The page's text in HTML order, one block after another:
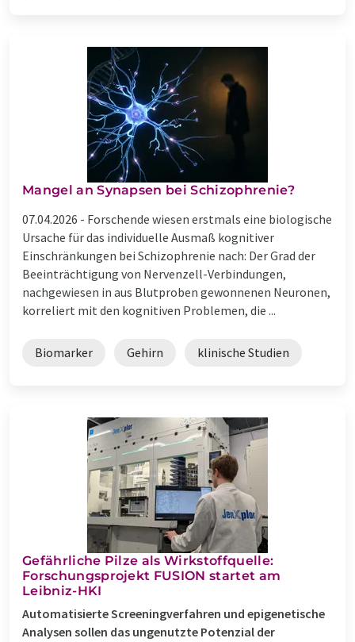
Mangel an Synapsen bei Schizophrenie?
07.04.2026 - Forschende wiesen erstmals eine biologische
Ursache für das individuelle Ausmaß kognitiver
Einschränkungen bei Schizophrenie nach: Der Grad der
Beeinträchtigung von Nervenzell-Verbindungen,
nachgewiesen in aus Blutproben gewonnenen Neuronen,
korreliert mit den kognitiven Problemen, die ...
Biomarker Gehirn klinische Studien
Gefährliche Pilze als Wirkstoffquelle:
Forschungsprojekt FUSION startet am
Leibniz-HKI
Automatisierte Screeningverfahren und epigenetische
Analysen sollen das ungenutzte Potenzial der